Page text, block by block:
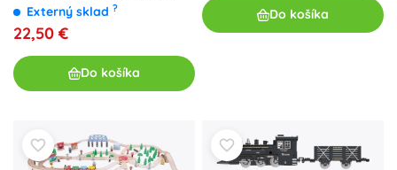
Externý sklad ?
22,50 €
Do košíka
Do košíka